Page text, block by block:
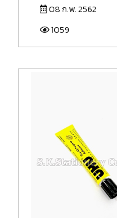
08 ก.พ. 2562
1059